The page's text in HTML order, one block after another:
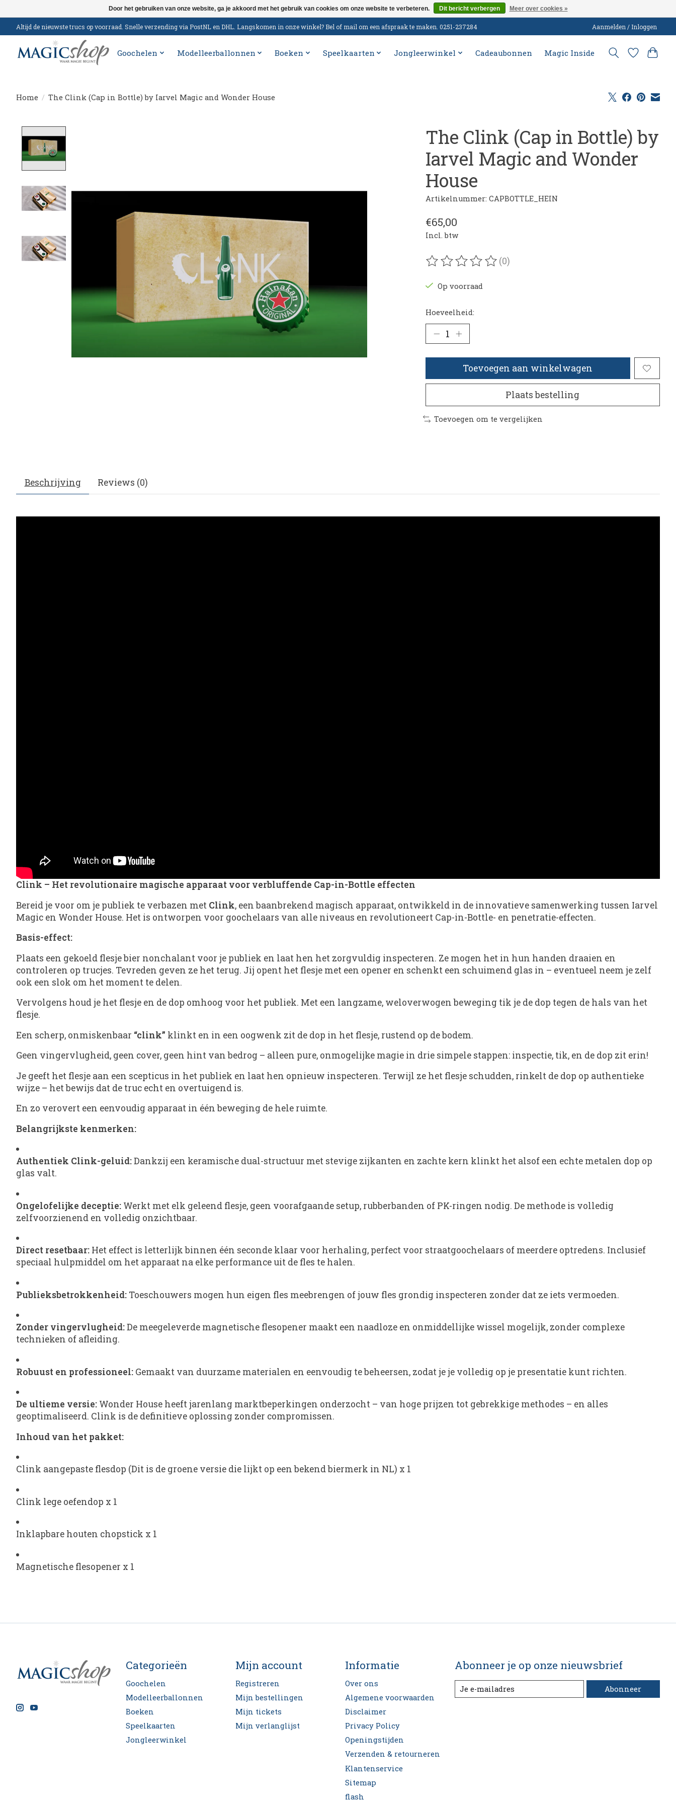
Altijd de nieuwste trucs op voorraad. Snelle verzending via PostNL en DHL. Langskomen in onze winkel? Bel of mail om een afspraak te maken. 0251-237284 Aanmelden / Inloggen
Goochelen Modelleerballonnen Boeken Speelkaarten Jongleerwinkel Cadeaubonnen Magic Inside
Home / The Clink (Cap in Bottle) by Iarvel Magic and Wonder House
The Clink (Cap in Bottle) by
Iarvel Magic and Wonder
House
Artikelnummer: CAPBOTTLE_HEIN
€65,00
Incl. btw
De beoordeling van dit product is
(0)
Op voorraad
Hoeveelheid:
Toevoegen aan winkelwagen
Plaats bestelling
Toevoegen om te vergelijken
Beschrijving Reviews (0)
Clink – Het revolutionaire magische apparaat voor verbluffende Cap-in-Bottle effecten
Bereid je voor om je publiek te verbazen met Clink, een baanbrekend magisch apparaat, ontwikkeld in de innovatieve samenwerking tussen Iarvel
Magic en Wonder House. Het is ontworpen voor goochelaars van alle niveaus en revolutioneert Cap-in-Bottle- en penetratie-effecten.
Basis-effect:
Plaats een gekoeld flesje bier nonchalant voor je publiek en laat hen het zorgvuldig inspecteren. Ze mogen het in hun handen draaien en
controleren op trucjes. Tevreden geven ze het terug. Jij opent het flesje met een opener en schenkt een schuimend glas in – eventueel neem je zelf
ook een slok om het moment te delen.
Vervolgens houd je het flesje en de dop omhoog voor het publiek. Met een langzame, weloverwogen beweging tik je de dop tegen de hals van het
flesje.
Een scherp, onmiskenbaar “clink” klinkt en in een oogwenk zit de dop in het flesje, rustend op de bodem.
Geen vingervlugheid, geen cover, geen hint van bedrog – alleen pure, onmogelijke magie in drie simpele stappen: inspectie, tik, en de dop zit erin!
Je geeft het flesje aan een scepticus in het publiek en laat hen opnieuw inspecteren. Terwijl ze het flesje schudden, rinkelt de dop op authentieke
wijze – het bewijs dat de truc echt en overtuigend is.
En zo verovert een eenvoudig apparaat in één beweging de hele ruimte.
Belangrijkste kenmerken:
Authentiek Clink-geluid:Dankzij een keramische dual-structuur met stevige zijkanten en zachte kern klinkt het alsof een echte metalen dop op
glas valt.
Ongelofelijke deceptie: Werkt met elk geleend flesje, geen voorafgaande setup, rubberbanden of PK-ringen nodig. De methode is volledig
zelfvoorzienend en volledig onzichtbaar.
Direct resetbaar: Het effect is letterlijk binnen één seconde klaar voor herhaling, perfect voor straatgoochelaars of meerdere optredens. Inclusief
speciaal hulpmiddel om het apparaat na elke performance uit de fles te halen.
Publieksbetrokkenheid: Toeschouwers mogen hun eigen fles meebrengen of jouw fles grondig inspecteren zonder dat ze iets vermoeden.
Zonder vingervlugheid:De meegeleverde magnetische flesopener maakt een naadloze en onmiddellijke wissel mogelijk, zonder complexe
technieken of afleiding.
Robuust en professioneel: Gemaakt van duurzame materialen en eenvoudig te beheersen, zodat je je volledig op je presentatie kunt richten.
De ultieme versie: Wonder House heeft jarenlang marktbeperkingen onderzocht – van hoge prijzen tot gebrekkige methodes – en alles
geoptimaliseerd. Clink is de definitieve oplossing zonder compromissen.
Inhoud van het pakket:
Clink aangepaste flesdop (Dit is de groene versie die lijkt op een bekend biermerk in NL) x 1
Clink lege oefendop x 1
Inklapbare houten chopstick x 1
Magnetische flesopener x 1
Categorieën
Goochelen
Modelleerballonnen
Boeken
Speelkaarten
Jongleerwinkel
Mijn account
Registreren
Mijn bestellingen
Mijn tickets
Mijn verlanglijst
Informatie
Over ons
Algemene voorwaarden
Disclaimer
Privacy Policy
Openingstijden
Verzenden & retourneren
Klantenservice
Sitemap
flash
Abonneer je op onze nieuwsbrief
Abonneer
Door het gebruiken van onze website, ga je akkoord met het gebruik van cookies om onze website te verbeteren. Dit bericht verbergen Meer over cookies »